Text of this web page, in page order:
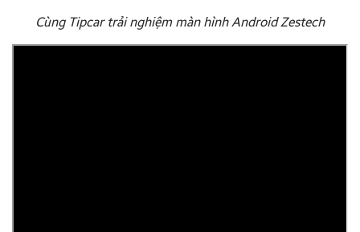
Cùng Tipcar trải nghiệm màn hình Android Zestech